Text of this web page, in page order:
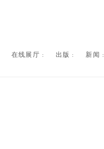
在线展厅 : 出版 : 新闻 :